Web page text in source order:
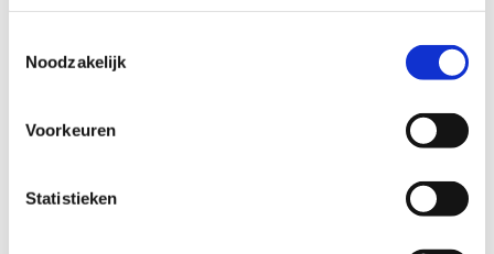
Noodzakelijk
Voorkeuren
Statistieken
Jouw vraag